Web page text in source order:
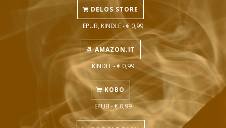
DELOS STORE
EPUB, KINDLE - € 0,99
AMAZON.IT
KINDLE - € 0,99
KOBO
EPUB - € 0,99